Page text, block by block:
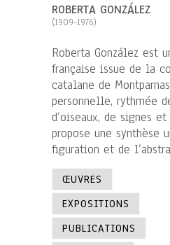
ROBERTA GONZÁLEZ
(1909-1976)
Roberta González est
française issue de la
catalane de
personnelle, rythmée
d’oiseaux, de signes
propose une synthèse
figuration et de
ŒUVRES
EXPOSITIONS
PUBLICATIONS